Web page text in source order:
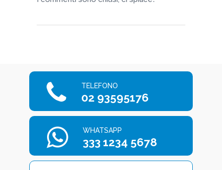
TELEFONO
02 93595176
WHATSAPP
333 1234 5678